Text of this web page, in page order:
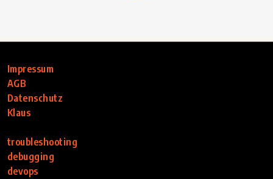
Impressum
AGB
Datenschutz
Klaus
troubleshooting
debugging
devops